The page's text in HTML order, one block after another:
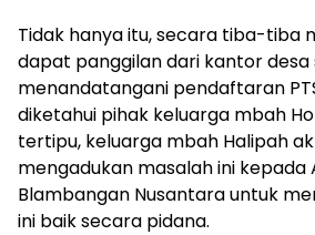
Tidak hanya itu, secara tiba-tiba
dapat panggilan dari kantor
menandatangani pendaftaran
diketahui pihak keluarga mbah
tertipu, keluarga mbah Halipah
mengadukan masalah ini kepada
Blambangan Nusantara untuk
ini baik secara pidana.